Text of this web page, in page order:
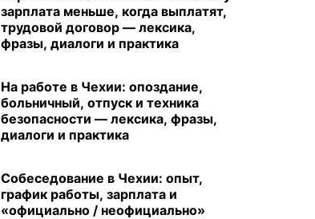
зарплата меньше, когда выплатят,
трудовой договор — лексика,
фразы, диалоги и практика
На работе в Чехии: опоздание,
больничный, отпуск и техника
безопасности — лексика, фразы,
диалоги и практика
Собеседование в Чехии: опыт,
график работы, зарплата и
«официально / неофициально»